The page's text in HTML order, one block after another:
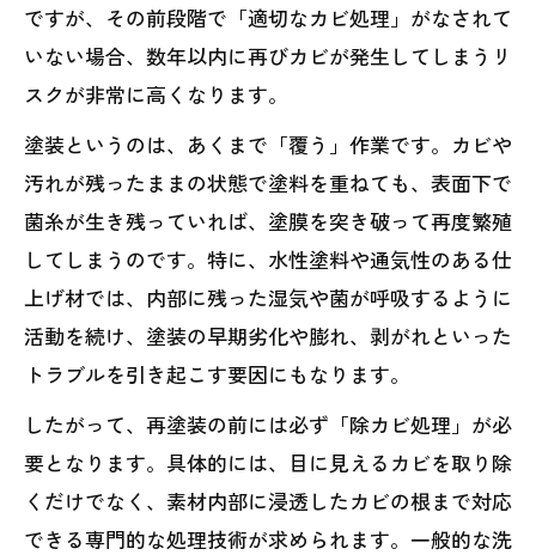
ですが、その前段階で「適切なカビ処理」がなされて
いない場合、数年以内に再びカビが発生してしまうリ
スクが非常に高くなります。
塗装というのは、あくまで「覆う」作業です。カビや
汚れが残ったままの状態で塗料を重ねても、表面下で
菌糸が生き残っていれば、塗膜を突き破って再度繁殖
してしまうのです。特に、水性塗料や通気性のある仕
上げ材では、内部に残った湿気や菌が呼吸するように
活動を続け、塗装の早期劣化や膨れ、剥がれといった
トラブルを引き起こす要因にもなります。
したがって、再塗装の前には必ず「除カビ処理」が必
要となります。具体的には、目に見えるカビを取り除
くだけでなく、素材内部に浸透したカビの根まで対応
できる専門的な処理技術が求められます。一般的な洗